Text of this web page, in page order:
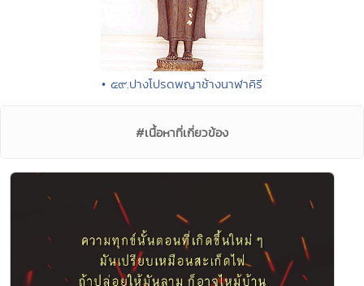
• ๕๙.ปางโปรดพญาช้างนาฬาคิรี
#เนื้อหาที่เกี่ยวข้อง